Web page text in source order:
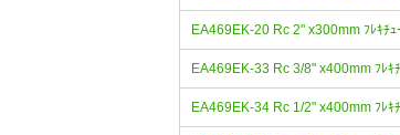
EA469EK-20 Rc 2" x300mm ﾌﾚｷﾁｭ
EA469EK-33 Rc 3/8" x400mm ﾌﾚｷ
EA469EK-34 Rc 1/2" x400mm ﾌﾚｷ